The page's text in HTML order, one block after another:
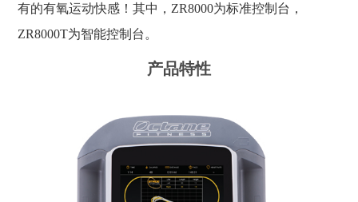
有的有氧运动快感！其中，ZR8000为标准控制台，
ZR8000T为智能控制台。
产品特性